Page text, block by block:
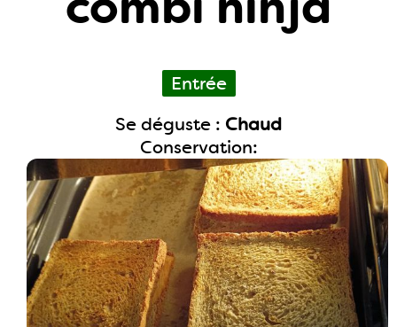
Entrée
Se déguste : Chaud
Conservation: